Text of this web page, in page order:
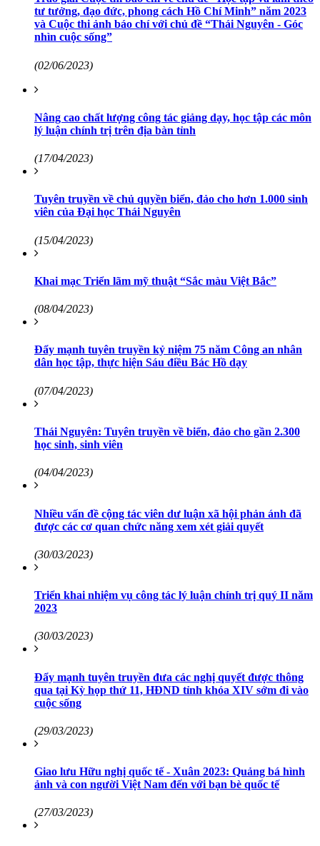
tư tưởng, đạo đức, phong cách Hồ Chí Minh” năm 2023
và Cuộc thi ảnh báo chí với chủ đề “Thái Nguyên - Góc
nhìn cuộc sống”
(02/06/2023)
Nâng cao chất lượng công tác giảng dạy, học tập các môn
lý luận chính trị trên địa bàn tỉnh
(17/04/2023)
Tuyên truyền về chủ quyền biển, đảo cho hơn 1.000 sinh
viên của Đại học Thái Nguyên
(15/04/2023)
Khai mạc Triển lãm mỹ thuật “Sắc màu Việt Bắc”
(08/04/2023)
Đẩy mạnh tuyên truyền kỷ niệm 75 năm Công an nhân
dân học tập, thực hiện Sáu điều Bác Hồ dạy
(07/04/2023)
Thái Nguyên: Tuyên truyền về biển, đảo cho gần 2.300
học sinh, sinh viên
(04/04/2023)
Nhiều vấn đề cộng tác viên dư luận xã hội phản ánh đã
được các cơ quan chức năng xem xét giải quyết
(30/03/2023)
Triển khai nhiệm vụ công tác lý luận chính trị quý II năm
2023
(30/03/2023)
Đẩy mạnh tuyên truyền đưa các nghị quyết được thông
qua tại Kỳ họp thứ 11, HĐND tỉnh khóa XIV sớm đi vào
cuộc sống
(29/03/2023)
Giao lưu Hữu nghị quốc tế - Xuân 2023: Quảng bá hình
ảnh và con người Việt Nam đến với bạn bè quốc tế
(27/03/2023)